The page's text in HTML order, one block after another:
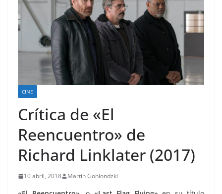
CINE
Crítica de «El
Reencuentro» de
Richard Linklater (2017)
10 abril, 2018 Martín Goniondzki